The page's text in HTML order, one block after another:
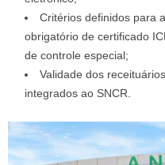
Critérios definidos para
obrigatório de certificado
de controle especial;
Validade dos
integrados ao SNCR.